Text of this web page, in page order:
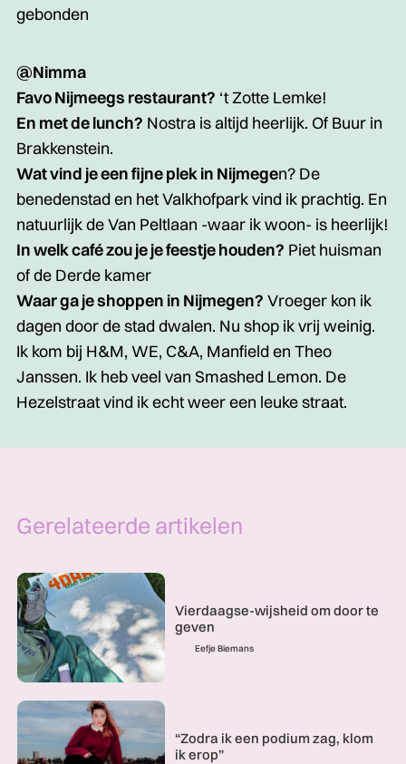
gebonden
@Nimma
Favo Nijmeegs restaurant? ‘t Zotte Lemke!
En met de lunch? Nostra is altijd heerlijk. Of Buur in
Brakkenstein.
Wat vind je een fijne plek in Nijmegen? De
benedenstad en het Valkhofpark vind ik prachtig. En
natuurlijk de Van Peltlaan -waar ik woon- is heerlijk!
In welk café zou je je feestje houden? Piet huisman
of de Derde kamer
Waar ga je shoppen in Nijmegen? Vroeger kon ik
dagen door de stad dwalen. Nu shop ik vrij weinig.
Ik kom bij H&M, WE, C&A, Manfield en Theo
Janssen. Ik heb veel van Smashed Lemon. De
Hezelstraat vind ik echt weer een leuke straat.
Gerelateerde artikelen
Vierdaagse-wijsheid om door te
geven
Eefje Biemans
“Zodra ik een podium zag, klom
ik erop”